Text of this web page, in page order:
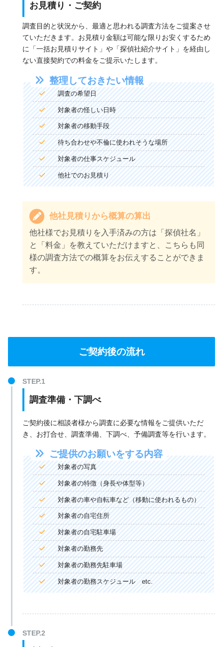
お見積り・ご契約
調査目的と状況から、最適と思われる調査方法をご提案させ
ていただきます。お見積り金額は可能な限りお安くするため
に「一括お見積りサイト」や「探偵社紹介サイト」を経由し
ない直接契約での料金をご提示いたします。
整理しておきたい情報
調査の希望日
対象者の怪しい日時
対象者の移動手段
待ち合わせや不倫に使われそうな場所
対象者の仕事スケジュール
他社でのお見積り
他社見積りから概算の算出
他社様でお見積りを入手済みの方は「探偵社名」
と「料金」を教えていただけますと、こちらも同
様の調査方法での概算をお伝えすることができま
す。
ご契約後の流れ
調査準備・下調べ
ご契約後に相談者様から調査に必要な情報をご提供いただ
き、お打合せ、調査準備、下調べ、予備調査等を行います。
ご提供のお願いをする内容
対象者の写真
対象者の特徴（身長や体型等）
対象者の車や自転車など（移動に使われるもの）
対象者の自宅住所
対象者の自宅駐車場
対象者の勤務先
対象者の勤務先駐車場
対象者の勤務スケジュール etc.